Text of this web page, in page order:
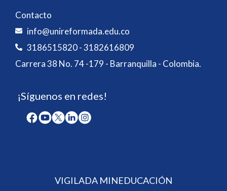
Contacto
info@unireformada.edu.co
3186515820 - 3182616809
Carrera 38 No. 74 -179 - Barranquilla - Colombia.
¡Síguenos en redes!
VIGILADA MINEDUCACIÓN